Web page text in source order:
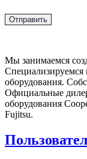
Мы занимаемся
Специализируемся
оборудования.
Официальные
оборудования
Fujitsu.